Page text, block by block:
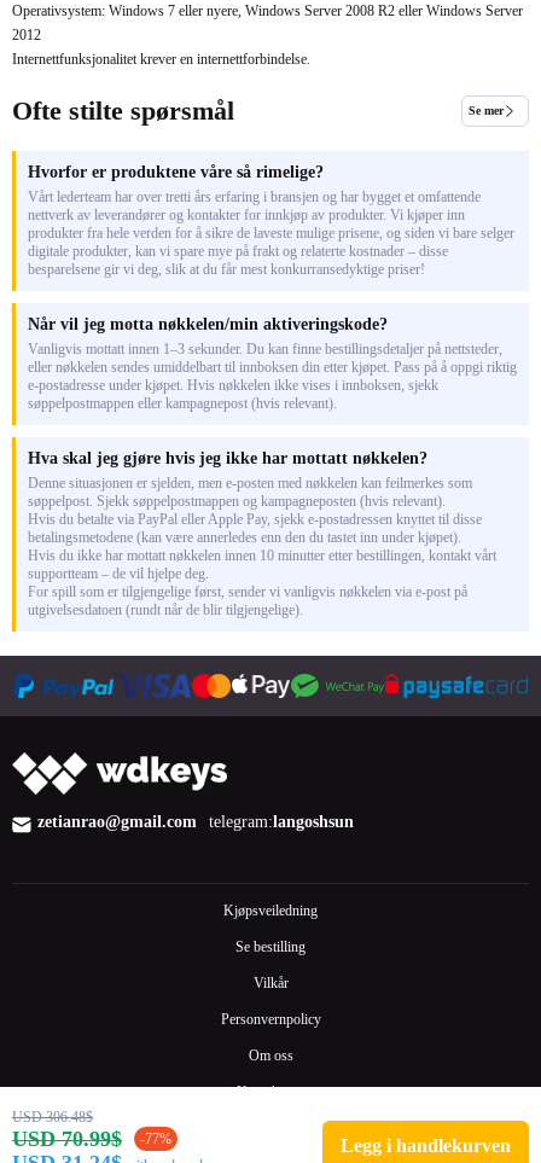
Operativsystem: Windows 7 eller nyere, Windows Server 2008 R2 eller Windows Server
2012
Internettfunksjonalitet krever en internettforbindelse.
Ofte stilte spørsmål Se mer
Hvorfor er produktene våre så rimelige?
Vårt lederteam har over tretti års erfaring i bransjen og har bygget et omfattende
nettverk av leverandører og kontakter for innkjøp av produkter. Vi kjøper inn
produkter fra hele verden for å sikre de laveste mulige prisene, og siden vi bare selger
digitale produkter, kan vi spare mye på frakt og relaterte kostnader – disse
besparelsene gir vi deg, slik at du får mest konkurransedyktige priser!
Når vil jeg motta nøkkelen/min aktiveringskode?
Vanligvis mottatt innen 1–3 sekunder. Du kan finne bestillingsdetaljer på nettsteder,
eller nøkkelen sendes umiddelbart til innboksen din etter kjøpet. Pass på å oppgi riktig
e-postadresse under kjøpet. Hvis nøkkelen ikke vises i innboksen, sjekk
søppelpostmappen eller kampagnepost (hvis relevant).
Hva skal jeg gjøre hvis jeg ikke har mottatt nøkkelen?
Denne situasjonen er sjelden, men e-posten med nøkkelen kan feilmerkes som
søppelpost. Sjekk søppelpostmappen og kampagneposten (hvis relevant).
Hvis du betalte via PayPal eller Apple Pay, sjekk e-postadressen knyttet til disse
betalingsmetodene (kan være annerledes enn den du tastet inn under kjøpet).
Hvis du ikke har mottatt nøkkelen innen 10 minutter etter bestillingen, kontakt vårt
supportteam – de vil hjelpe deg.
For spill som er tilgjengelige først, sender vi vanligvis nøkkelen via e-post på
utgivelsesdatoen (rundt når de blir tilgjengelige).
zetianrao@gmail.com telegram:langoshsun
Kjøpsveiledning
Se bestilling
Vilkår
Personvernpolicy
Om oss
Kontakt oss
Ofte stilte spørsmål
USD 306.48$
USD 70.99$ -77% Legg i handlekurven